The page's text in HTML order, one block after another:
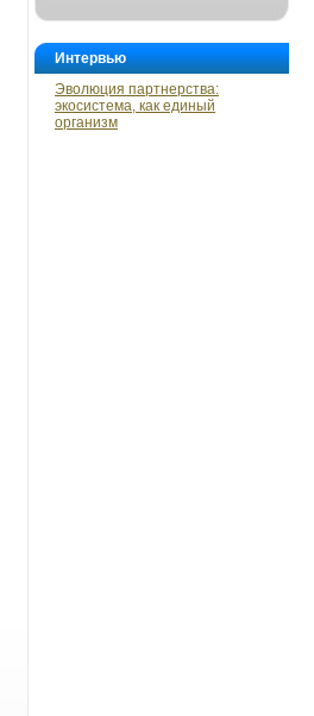
Интервью
Эволюция партнерства:
экосистема, как единый
организм